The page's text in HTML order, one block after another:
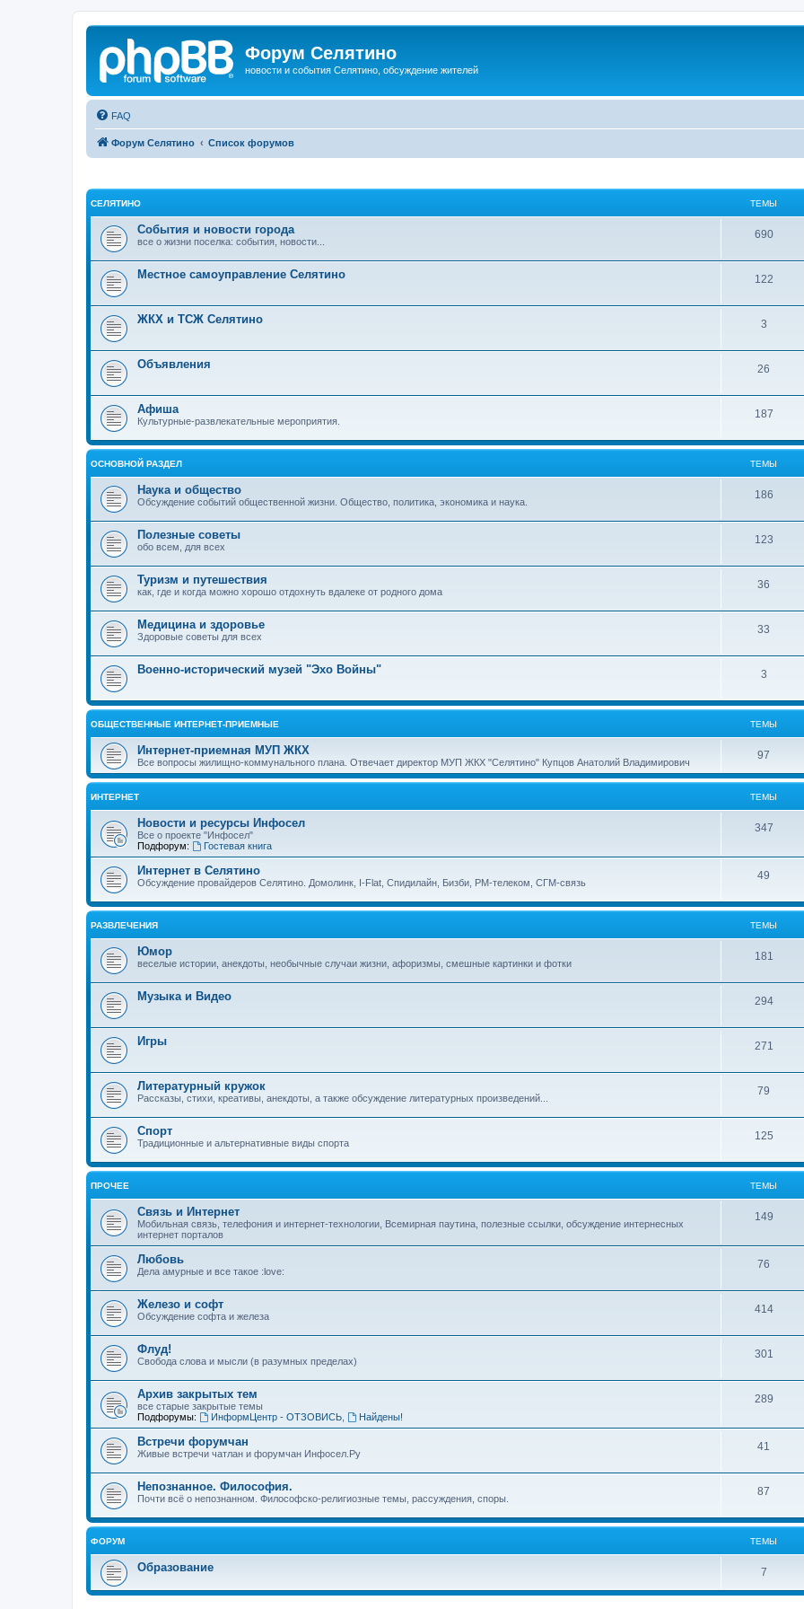
Форум Селятино
новости и события Селятино, обсуждение жителей
FAQ
Форум Селятино Список форумов
СЕЛЯТИНО ТЕМЫ
События и новости города
все о жизни поселка: события, новости...
690
Местное самоуправление Селятино 122
ЖКХ и ТСЖ Селятино 3
Объявления 26
Афиша
Культурные-развлекательные мероприятия.
187
ОСНОВНОЙ РАЗДЕЛ ТЕМЫ
Наука и общество
Обсуждение событий общественной жизни. Общество, политика, экономика и наука.
186
Полезные советы
обо всем, для всех
123
Туризм и путешествия
как, где и когда можно хорошо отдохнуть вдалеке от родного дома
36
Медицина и здоровье
Здоровые советы для всех
33
Военно-исторический музей "Эхо Войны" 3
ОБЩЕСТВЕННЫЕ ИНТЕРНЕТ-ПРИЕМНЫЕ ТЕМЫ
Интернет-приемная МУП ЖКХ
Все вопросы жилищно-коммунального плана. Отвечает директор МУП ЖКХ "Селятино" Купцов Анатолий Владимирович
97
ИНТЕРНЕТ ТЕМЫ
Новости и ресурсы Инфосел
Все о проекте "Инфосел"
Подфорум:
Гостевая книга
347
Интернет в Селятино
Обсуждение провайдеров Селятино. Домолинк, I-Flat, Спидилайн, Бизби, РМ-телеком, СГМ-связь
49
РАЗВЛЕЧЕНИЯ ТЕМЫ
Юмор
веселые истории, анекдоты, необычные случаи жизни, афоризмы, смешные картинки и фотки
181
Музыка и Видео 294
Игры 271
Литературный кружок
Рассказы, стихи, креативы, анекдоты, а также обсуждение литературных произведений...
79
Спорт
Традиционные и альтернативные виды спорта
125
ПРОЧЕЕ ТЕМЫ
Связь и Интернет
Мобильная связь, телефония и интернет-технологии, Всемирная паутина, полезные ссылки, обсуждение интернесных
интернет порталов
149
Любовь
Дела амурные и все такое :love:
76
Железо и софт
Обсуждение софта и железа
414
Флуд!
Свобода слова и мысли (в разумных пределах)
301
Архив закрытых тем
все старые закрытые темы
Подфорумы:
ИнформЦентр - ОТЗОВИСЬ, Найдены!
289
Встречи форумчан
Живые встречи чатлан и форумчан Инфосел.Ру
41
Непознанное. Философия.
Почти всё о непознанном. Философско-религиозные темы, рассуждения, споры.
87
ФОРУМ ТЕМЫ
Образование 7